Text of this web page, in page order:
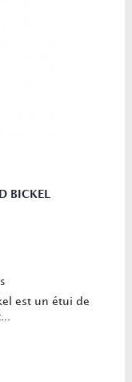
BICKEL
est un étui de